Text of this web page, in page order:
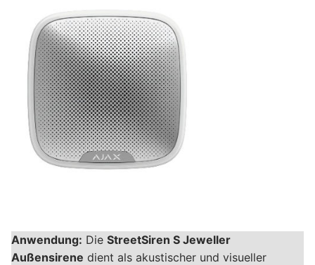
Anwendung: Die StreetSiren S Jeweller
Außensirene dient als akustischer und visueller